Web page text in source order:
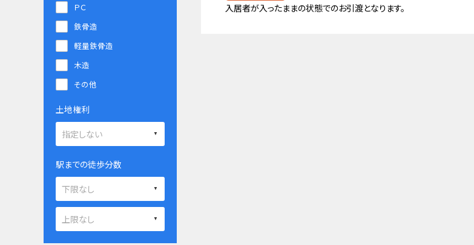
入居者が入ったままの状態でのお引渡となります。
ＰＣ
鉄骨造
軽量鉄骨造
木造
その他
土地権利
駅までの徒歩分数